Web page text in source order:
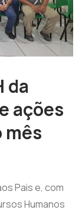
da
ações
mês
Pais e, com
Humanos